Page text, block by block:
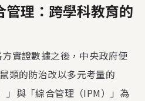
管理：跨學科教育的
實證數據之後，中央政府便
類的防治改以多元考量的
」與「綜合管理（IPM）」為